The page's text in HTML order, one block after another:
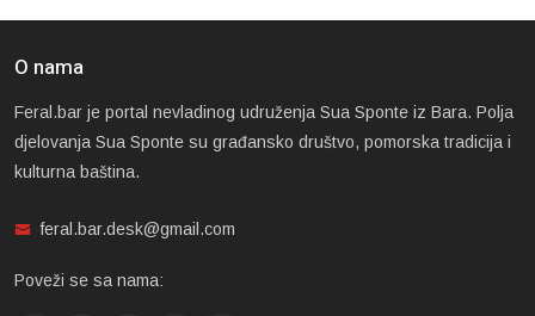
O nama
Feral.bar je portal nevladinog udruženja Sua Sponte iz Bara. Polja
djelovanja Sua Sponte su građansko društvo, pomorska tradicija i
kulturna baština.
feral.bar.desk@gmail.com
Poveži se sa nama: